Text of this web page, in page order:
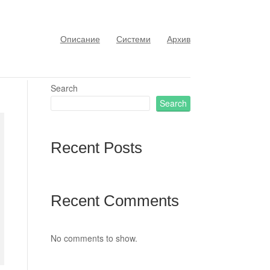
Описание Системи Архив
Search
Search
Recent Posts
Recent Comments
No comments to show.